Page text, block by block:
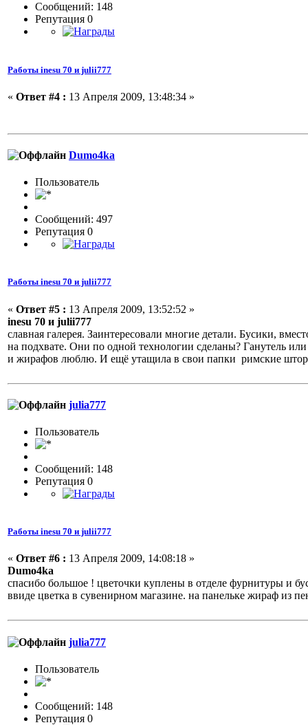
Сообщений: 148
Репутация 0
Работы inesu 70 и julii777
« Ответ #4 : 13 Апреля 2009, 13:48:34 »
Dumo4ka
Пользовaтeль
Сообщений: 497
Репутация 0
Работы inesu 70 и julii777
« Ответ #5 : 13 Апреля 2009, 13:52:52 »
inesu 70 и julii777
славная галерея. Заинтересовали многие детали. Бусики,
на подхвате. Они по одной технологии сделаны? Ганутель
и жирафов люблю. И ещё утащила в свои папки римские
julia777
Пользовaтeль
Сообщений: 148
Репутация 0
Работы inesu 70 и julii777
« Ответ #6 : 13 Апреля 2009, 14:08:18 »
Dumo4ka
спасибо большое ! цветочки куплены в отделе фурнитуры и
ввиде цветка в сувенирном магазине. на панельке жираф из
julia777
Пользовaтeль
Сообщений: 148
Репутация 0